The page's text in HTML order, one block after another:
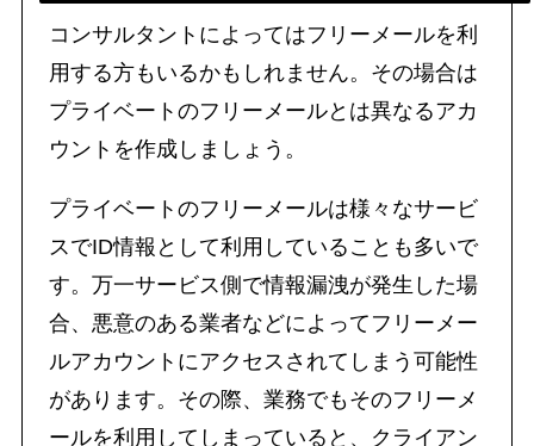
コンサルタントによってはフリーメールを利
用する方もいるかもしれません。その場合は
プライベートのフリーメールとは異なるアカ
ウントを作成しましょう。
プライベートのフリーメールは様々なサービ
スでID情報として利用していることも多いで
す。万一サービス側で情報漏洩が発生した場
合、悪意のある業者などによってフリーメー
ルアカウントにアクセスされてしまう可能性
があります。その際、業務でもそのフリーメ
ールを利用してしまっていると、クライアン